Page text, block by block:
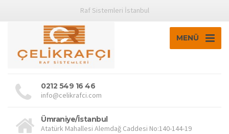
Raf Sistemleri İstanbul
MENÜ
0212 549 16 46
info@celikrafci.com
Ümraniye/İstanbul
Atatürk Mahallesi Alemdağ Caddesi No:140-144-19